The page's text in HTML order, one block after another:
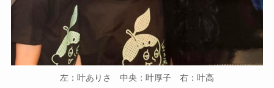
左：叶ありさ 中央：叶厚子 右：叶高